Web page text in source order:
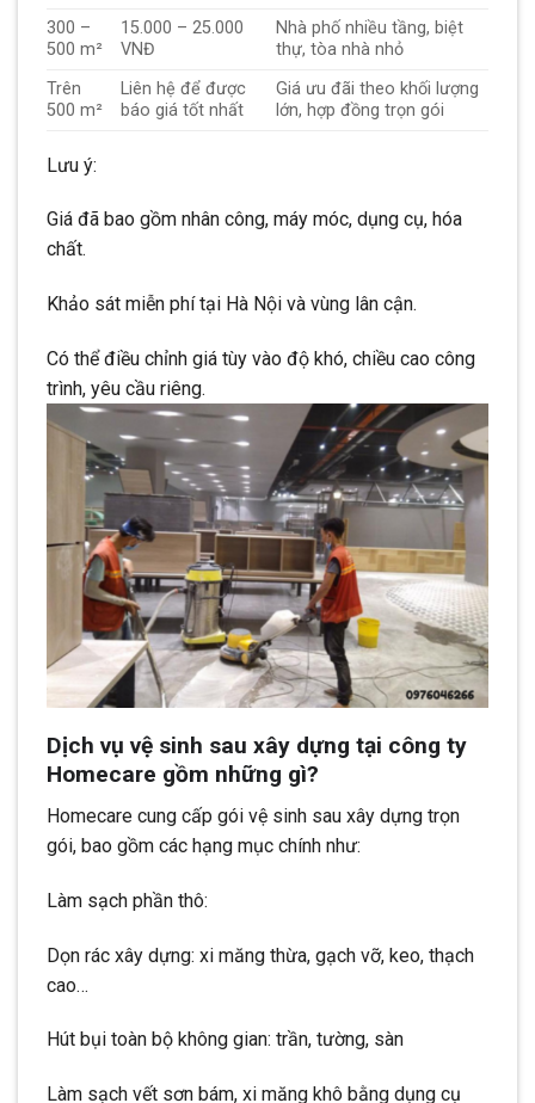
300 –
500 m²
15.000 – 25.000
VNĐ
Nhà phố nhiều tầng, biệt
thự, tòa nhà nhỏ
Trên
500 m²
Liên hệ để được
báo giá tốt nhất
Giá ưu đãi theo khối lượng
lớn, hợp đồng trọn gói
Lưu ý:
Giá đã bao gồm nhân công, máy móc, dụng cụ, hóa
chất.
Khảo sát miễn phí tại Hà Nội và vùng lân cận.
Có thể điều chỉnh giá tùy vào độ khó, chiều cao công
trình, yêu cầu riêng.
Dịch vụ vệ sinh sau xây dựng tại công ty
Homecare gồm những gì?
Homecare cung cấp gói vệ sinh sau xây dựng trọn
gói, bao gồm các hạng mục chính như:
Làm sạch phần thô:
Dọn rác xây dựng: xi măng thừa, gạch vỡ, keo, thạch
cao…
Hút bụi toàn bộ không gian: trần, tường, sàn
Làm sạch vết sơn bám, xi măng khô bằng dụng cụ